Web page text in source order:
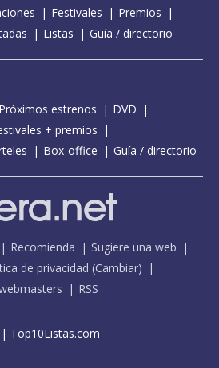
Festivales
Premios
Listas Guía / directorio
Próximos estrenos
DVD
+ premios
Box-office Guía / directorio
Recomienda
Sugiere una web
de privacidad (Cambiar)
RSS
| Top10Listas.com